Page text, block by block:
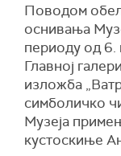
Поводом
оснивања
периоду од 6.
Главној
изложба
симболичко
Музеја
кустоскиње